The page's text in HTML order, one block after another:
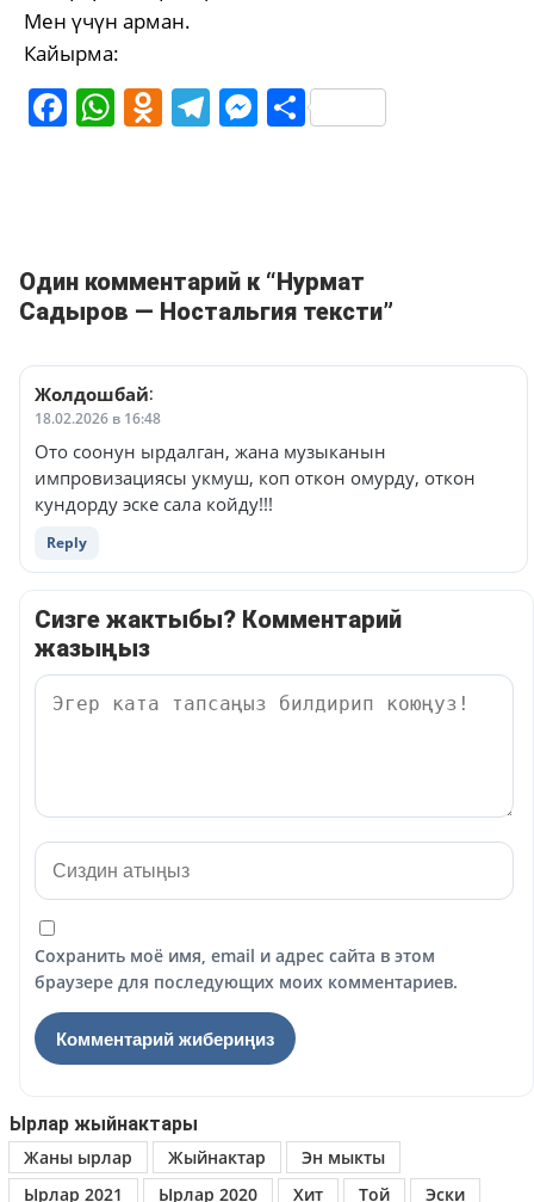
Мен үчүн арман.
Кайырма:
Facebook
WhatsApp
Odnoklassniki
Telegram
Messenger
Share
Один комментарий к “Нурмат
Садыров — Ностальгия тексти”
Жолдошбай:
18.02.2026 в 16:48
Ото соонун ырдалган, жана музыканын
импровизациясы укмуш, коп откон омурду, откон
кундорду эске сала койду!!!
Reply
Сизге жактыбы? Комментарий
жазыңыз
Сохранить моё имя, email и адрес сайта в этом
браузере для последующих моих комментариев.
Ырлар жыйнактары
Жаны ырлар
Жыйнактар
Эн мыкты
Ырлар 2021
Ырлар 2020 Хит Той Эски